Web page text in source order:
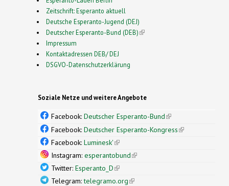
Zeitschrift: Esperanto aktuell
Deutsche Esperanto-Jugend (DEJ)
Deutscher Esperanto-Bund (DEB)(link is external)
Impressum
Kontaktadressen DEB/ DEJ
DSGVO-Datenschutzerklärung
Soziale Netze und weitere Angebote
Facebook: Deutscher Esperanto-Bund(link is
external)
Facebook: Deutscher Esperanto-Kongress(link is
Facebook: Luminesk'(link is external)
Instagram: esperantobund(link is external)
Twitter: Esperanto_D(link is external)
Telegram:telegramo.org(link is external)